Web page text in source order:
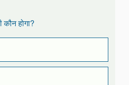
कौन होगा?